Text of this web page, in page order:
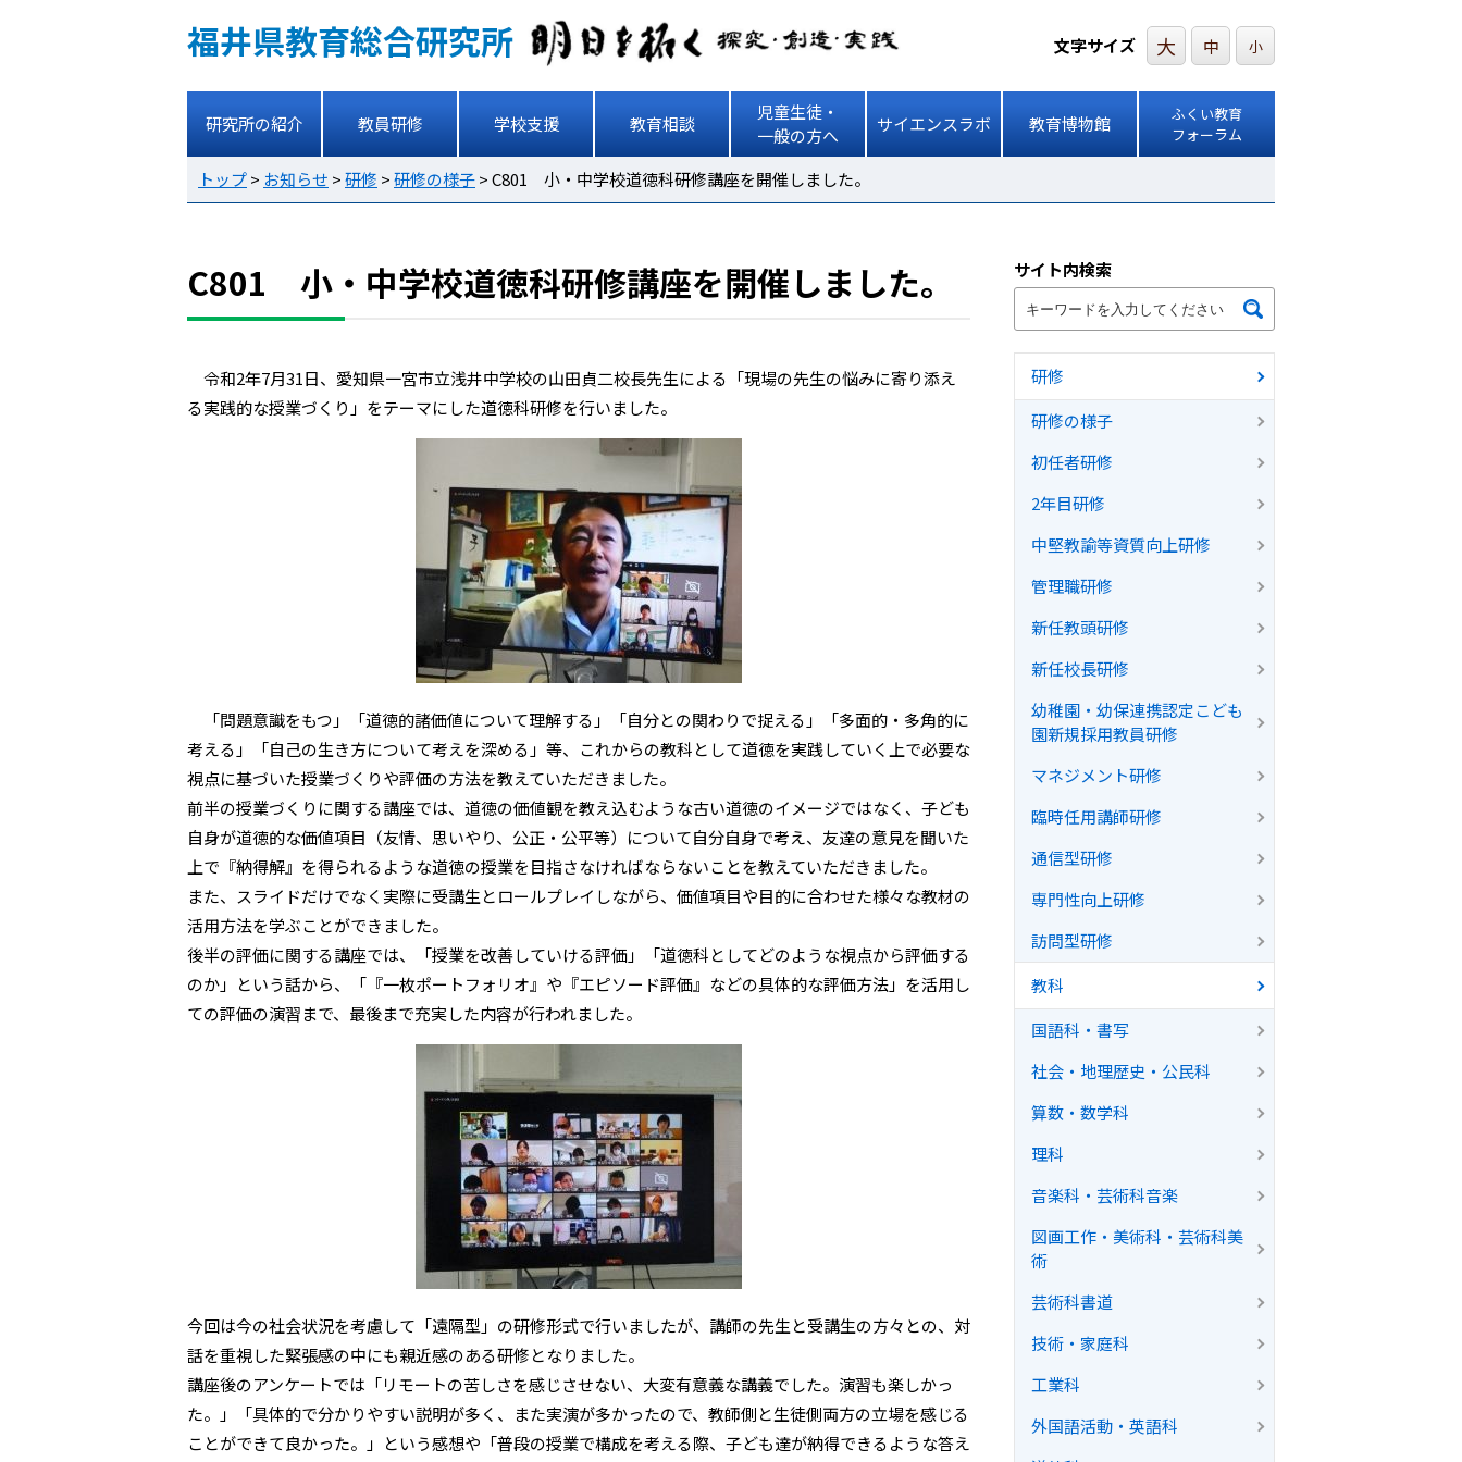
福井県教育総合研究所 文字サイズ 大 中 小
研究所の紹介 教員研修 学校支援 教育相談
児童生徒・
一般の方へ
サイエンスラボ 教育博物館
ふくい教育
フォーラム
トップ> お知らせ >研修 >研修の様子>C801 小・中学校道徳科研修講座を開催しました。
C801 小・中学校道徳科研修講座を開催しました。
令和2年7月31日、愛知県一宮市立浅井中学校の山田貞二校長先生による「現場の先生の悩みに寄り添え
る実践的な授業づくり」をテーマにした道徳科研修を行いました。
「問題意識をもつ」「道徳的諸価値について理解する」「自分との関わりで捉える」「多面的・多角的に
考える」「自己の生き方について考えを深める」等、これからの教科として道徳を実践していく上で必要な
視点に基づいた授業づくりや評価の方法を教えていただきました。
前半の授業づくりに関する講座では、道徳の価値観を教え込むような古い道徳のイメージではなく、子ども
自身が道徳的な価値項目（友情、思いやり、公正・公平等）について自分自身で考え、友達の意見を聞いた
上で『納得解』を得られるような道徳の授業を目指さなければならないことを教えていただきました。
また、スライドだけでなく実際に受講生とロールプレイしながら、価値項目や目的に合わせた様々な教材の
活用方法を学ぶことができました。
後半の評価に関する講座では、「授業を改善していける評価」「道徳科としてどのような視点から評価する
のか」という話から、「『一枚ポートフォリオ』や『エピソード評価』などの具体的な評価方法」を活用し
ての評価の演習まで、最後まで充実した内容が行われました。
今回は今の社会状況を考慮して「遠隔型」の研修形式で行いましたが、講師の先生と受講生の方々との、対
話を重視した緊張感の中にも親近感のある研修となりました。
講座後のアンケートでは「リモートの苦しさを感じさせない、大変有意義な講義でした。演習も楽しかっ
た。」「具体的で分かりやすい説明が多く、また実演が多かったので、教師側と生徒側両方の立場を感じる
ことができて良かった。」という感想や「普段の授業で構成を考える際、子ども達が納得できるような答え
サイト内検索
研修
研修の様子
初任者研修
2年目研修
中堅教諭等資質向上研修
管理職研修
新任教頭研修
新任校長研修
幼稚園・幼保連携認定こども
園新規採用教員研修
マネジメント研修
臨時任用講師研修
通信型研修
専門性向上研修
訪問型研修
教科
国語科・書写
社会・地理歴史・公民科
算数・数学科
理科
音楽科・芸術科音楽
図画工作・美術科・芸術科美
術
芸術科書道
技術・家庭科
工業科
外国語活動・英語科